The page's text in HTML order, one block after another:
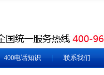
400电话知识 联系我们